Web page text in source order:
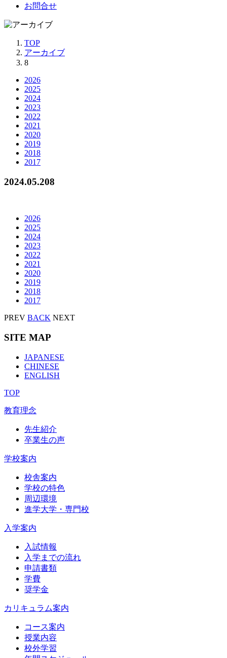
お問合せ
TOP
アーカイブ
8
2026
2025
2024
2023
2022
2021
2020
2019
2018
2017
2024.05.208
2026
2025
2024
2023
2022
2021
2020
2019
2018
2017
PREV BACK NEXT
SITE MAP
JAPANESE
CHINESE
ENGLISH
TOP
教育理念
先生紹介
卒業生の声
学校案内
校舎案内
学校の特色
周辺環境
進学大学・専門校
入学案内
入試情報
入学までの流れ
申請書類
学費
奨学金
カリキュラム案内
コース案内
授業内容
校外学習